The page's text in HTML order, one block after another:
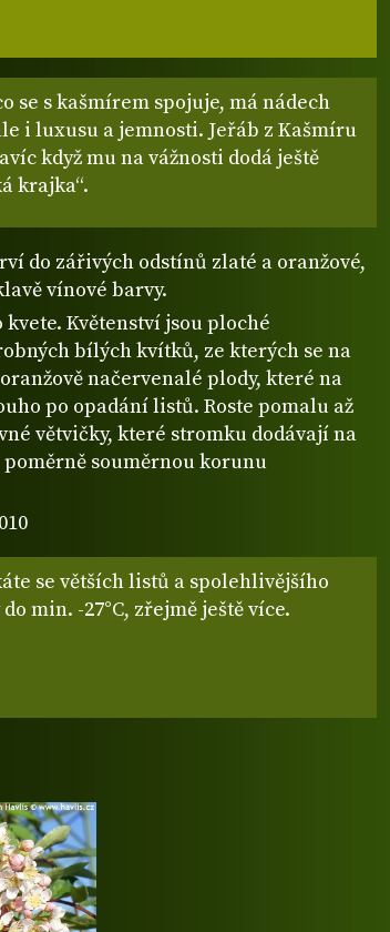
se s kašmírem spojuje, má nádech
i luxusu a jemnosti. Jeřáb z Kašmíru
když mu na vážnosti dodá ještě
krajka“.
do zářivých odstínů zlaté a oranžové,
vínové barvy.
Květenství jsou ploché
bílých kvítků, ze kterých se na
načervenalé plody, které na
po opadání listů. Roste pomalu až
větvičky, které stromku dodávají na
se větších listů a spolehlivějšího
do min. -27°C, zřejmě ještě více.